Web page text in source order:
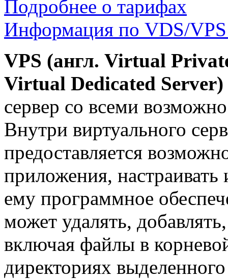
Подробнее о тарифах
Информация по VDS/VPS
VPS (англ. Virtual
Virtual Dedicated Server)
сервер со всеми
Внутри виртуального
предоставляется
приложения,
ему программное
может удалять,
включая файлы в
директориях